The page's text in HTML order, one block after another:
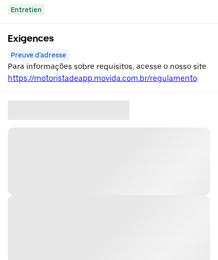
Entretien
Exigences
Preuve d'adresse
Para informações sobre requisitos, acesse o nosso site
https://motoristadeapp.movida.com.br/regulamento.